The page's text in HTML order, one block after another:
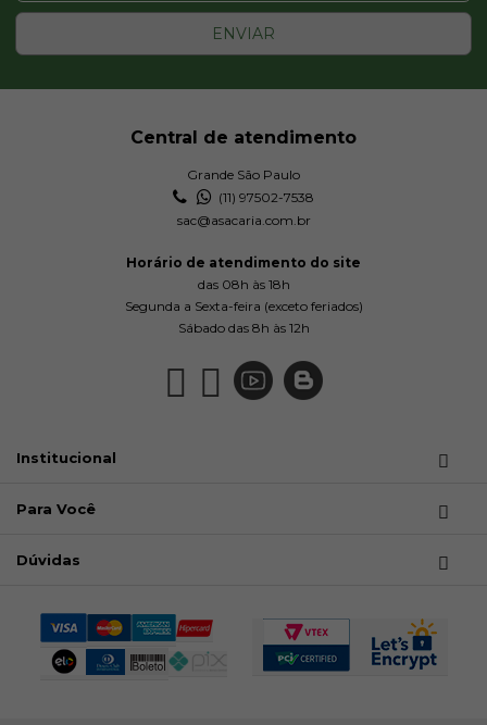
ENVIAR
Central de atendimento
Grande São Paulo
(11) 97502-7538
sac@asacaria.com.br
Horário de atendimento do site
das 08h às 18h
Segunda a Sexta-feira (exceto feriados)
Sábado das 8h às 12h
Institucional
Para Você
Dúvidas